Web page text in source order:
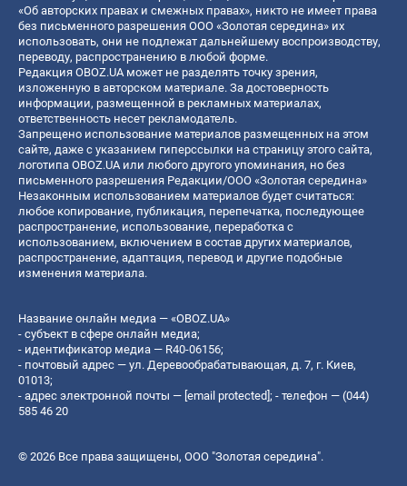
«Об авторских правах и смежных правах», никто не имеет права
без письменного разрешения ООО «Золотая середина» их
использовать, они не подлежат дальнейшему воспроизводству,
переводу, распространению в любой форме.
Редакция OBOZ.UA может не разделять точку зрения,
изложенную в авторском материале. За достоверность
информации, размещенной в рекламных материалах,
ответственность несет рекламодатель.
Запрещено использование материалов размещенных на этом
сайте, даже с указанием гиперссылки на страницу этого сайта,
логотипа OBOZ.UA или любого другого упоминания, но без
письменного разрешения Редакции/ООО «Золотая середина»
Незаконным использованием материалов будет считаться:
любое копирование, публикация, перепечатка, последующее
распространение, использование, переработка с
использованием, включением в состав других материалов,
распространение, адаптация, перевод и другие подобные
изменения материала.
Название онлайн медиа — «OBOZ.UA»
- субъект в сфере онлайн медиа;
- идентификатор медиа — R40-06156;
- почтовый адрес — ул. Деревообрабатывающая, д. 7, г. Киев,
01013;
- адрес электронной почты — [email protected] ; - телефон — (044)
585 46 20
© 2026 Все права защищены, ООО "Золотая середина".